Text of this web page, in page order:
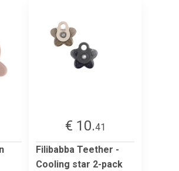
€ 10.41
Filibabba Teether -
Cooling star 2-pack